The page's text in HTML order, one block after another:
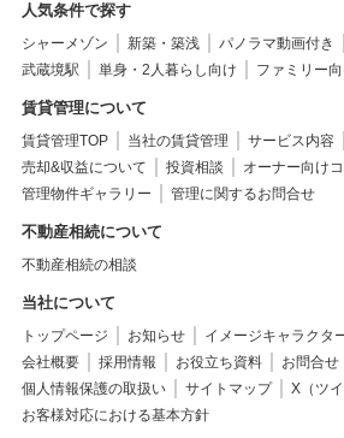
人気条件で探す
シャーメゾン 新築・築浅 パノラマ動画付き
武蔵境駅
単身・2人暮らし向け ファミリー
賃貸管理について
賃貸管理TOP 当社の賃貸管理 サービス内容
売却&収益について
投資相談
オーナー向け
管理物件ギャラリー
管理に関するお問合せ
不動産相続について
不動産相続の相談
当社について
トップページ お知らせ イメージキャラクタ
会社概要
採用情報 お役立ち資料
お問合せ
個人情報保護の取扱い
サイトマップ X（ツイ
お客様対応における基本方針